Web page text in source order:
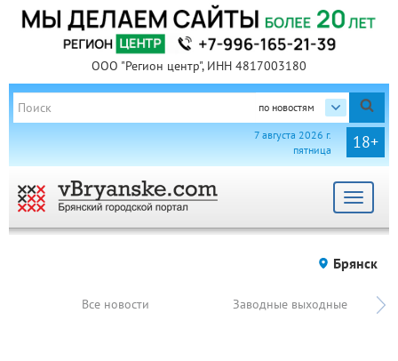
ООО "Регион центр", ИНН 4817003180
по новостям
18+
7 августа 2026 г.
пятница
Toggle
Брянск
Все новости Заводные выходные